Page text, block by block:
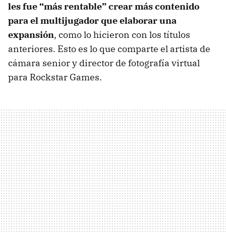
les fue “más rentable” crear más contenido
para el multijugador que elaborar una
expansión, como lo hicieron con los títulos
anteriores. Esto es lo que comparte el artista de
cámara senior y director de fotografía virtual
para Rockstar Games.